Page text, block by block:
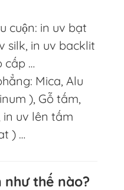
in uv bạt
silk, in uv backlit
cấp …
Mica, Alu
), Gỗ tấm,
in uv lên tấm
) …
như thế nào?